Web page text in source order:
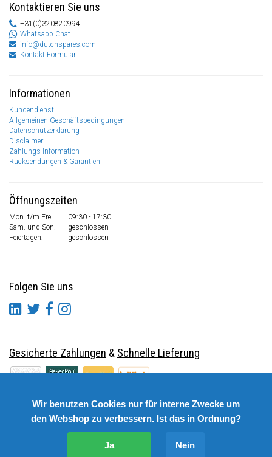
Kontaktieren Sie uns
+31(0)320820994
Whatsapp Chat
info@dutchspares.com
Kontakt Formular
Informationen
Kundendienst
Allgemeinen Geschäftsbedingungen
Datenschutzerklärung
Disclaimer
Zahlungs Information
Rücksendungen & Garantien
Öffnungszeiten
Mon. t/m Fre.
09:30 - 17:30
Sam. und Son.
geschlossen
Feiertagen:
geschlossen
Folgen Sie uns
Gesicherte Zahlungen & Schnelle Lieferung
Wir benutzen Cookies nur für interne Zwecke um
den Webshop zu verbessern. Ist das in Ordnung?
Ja Nein